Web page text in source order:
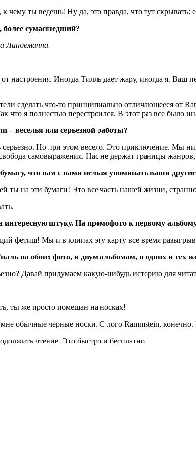
к чему ты ведешь! Ну да, это правда, что тут скрывать:
более сумасшедший?
Линдеманна.
от настроения. Иногда Тилль дает жару, иногда я.
сделать что-то принципиально отличающееся от
что я полностью перестроился. В этот раз все
– веселья или серьезной работы?
серьезно. Но при этом весело. Это приключение. Мы
самовыражения. Нас не держат границы
что нам с вами нельзя упоминать ваши
ты на эти бумаги! Это все часть нашей жизни,
интересную штуку. На промофото к первому
фетиш! Мы и в клипах эту карту все время
на обоих фото, к двум альбомам, в одних и тех
Давай придумаем какую-нибудь историю для
ты же просто помешан на носках!
обычные черные носки. С лого Rammstein, конечно.
чтение. Это быстро и бесплатно.